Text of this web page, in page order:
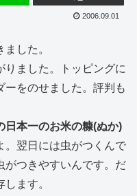
2006.09.01
した。
りました。トッピングに
ーをのせました。評判も
日本一のお米の糠(ぬか)
。翌日には虫がつくんで
がつきやすいんです。だ
ます。